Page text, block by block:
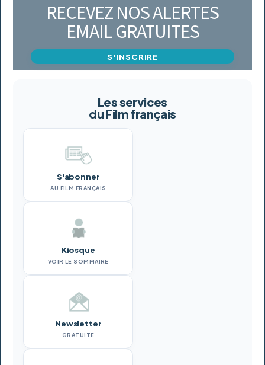
RECEVEZ NOS ALERTES
EMAIL GRATUITES
S'INSCRIRE
Les services
du Film français
S'abonner
AU FILM FRANÇAIS
Kiosque
VOIR LE SOMMAIRE
Newsletter
GRATUITE